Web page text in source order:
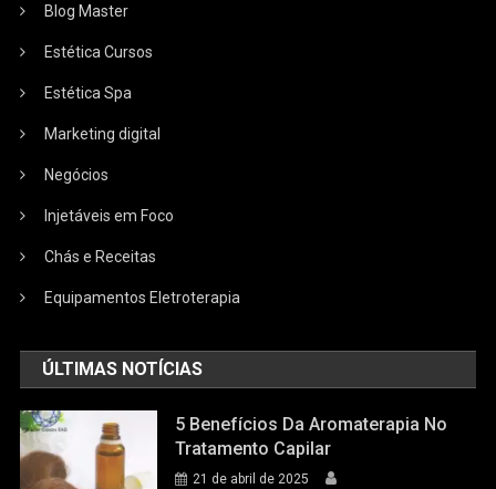
Blog Master
Estética Cursos
Estética Spa
Marketing digital
Negócios
Injetáveis em Foco
Chás e Receitas
Equipamentos Eletroterapia
ÚLTIMAS NOTÍCIAS
5 Benefícios Da Aromaterapia No
Tratamento Capilar
21 de abril de 2025